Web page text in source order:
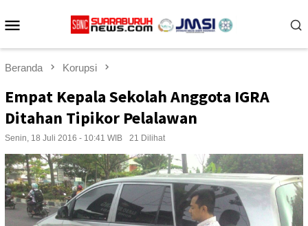
ke
Beranda Korupsi
Empat Kepala Sekolah Anggota IGRA
Ditahan Tipikor Pelalawan
Senin, 18 Juli 2016 - 10:41 WIB 21 Dilihat